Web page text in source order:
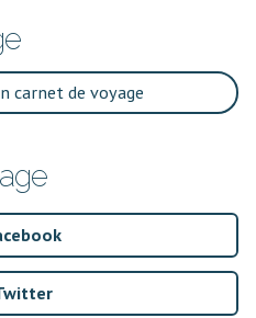
carnet de voyage